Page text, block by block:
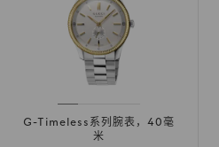
G-Timeless系列腕表，40毫
米